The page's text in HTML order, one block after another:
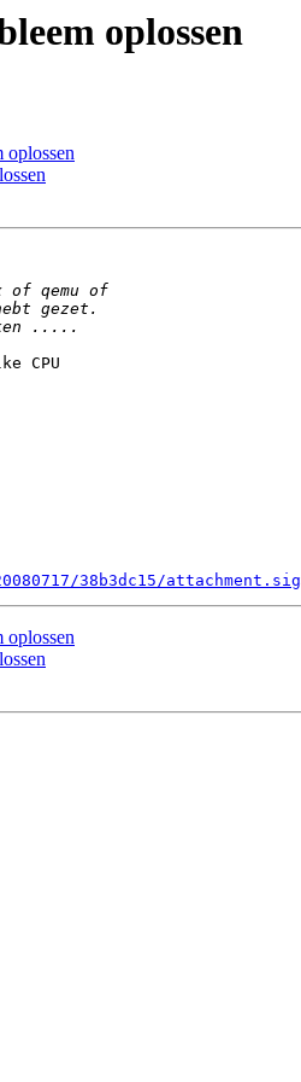
oplossen
oplossen
CPU
38b3dc15/attachment.sig
oplossen